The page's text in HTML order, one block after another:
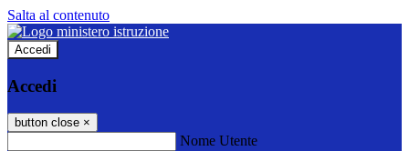
Salta al contenuto
Accedi
Accedi
button close ×
Nome Utente